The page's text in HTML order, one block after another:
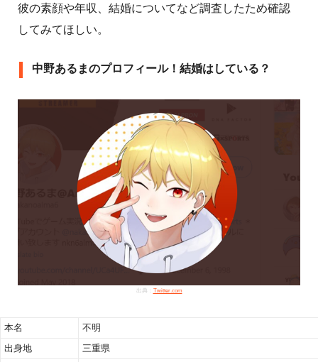
彼の素顔や年収、結婚についてなど調査したため確認
してみてほしい。
中野あるまのプロフィール！結婚はしている？
出典： Twitter.com
本名
不明
出身地
三重県